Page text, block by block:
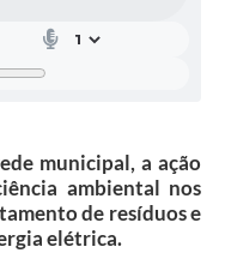
municipal, a ação
ambiental nos
de resíduos e
elétrica.